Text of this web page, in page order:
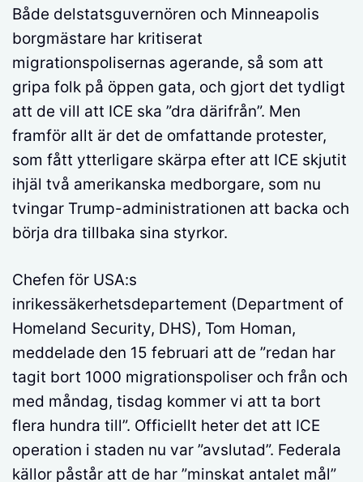
Både delstatsguvernören och Minneapolis
borgmästare har kritiserat
migrationspolisernas agerande, så som att
gripa folk på öppen gata, och gjort det tydligt
att de vill att ICE ska ”dra därifrån”. Men
framför allt är det de omfattande protester,
som fått ytterligare skärpa efter att ICE skjutit
ihjäl två amerikanska medborgare, som nu
tvingar Trump-administrationen att backa och
börja dra tillbaka sina styrkor.
Chefen för USA:s
inrikessäkerhetsdepartement (Department of
Homeland Security, DHS), Tom Homan,
meddelade den 15 februari att de ”redan har
tagit bort 1000 migrationspoliser och från och
med måndag, tisdag kommer vi att ta bort
flera hundra till”. Officiellt heter det att ICE
operation i staden nu var ”avslutad”. Federala
källor påstår att de har ”minskat antalet mål”